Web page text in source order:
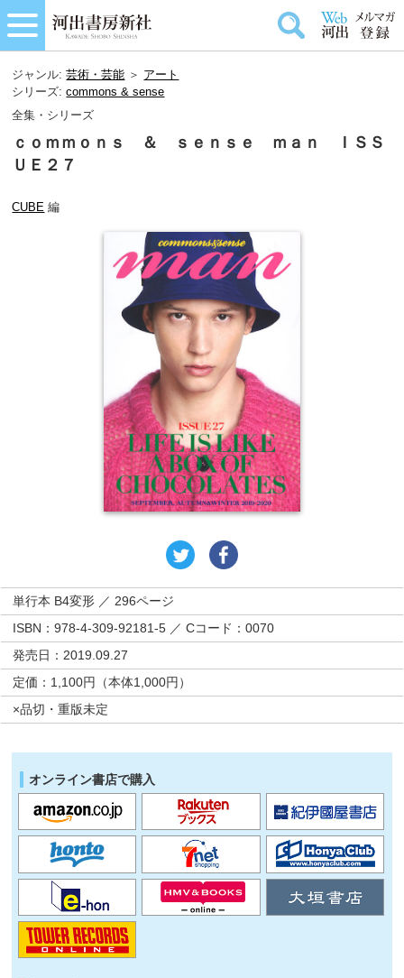
ジャンル:芸術・芸能 ＞ アート
シリーズ:commons & sense
全集・シリーズ
ｃｏｍｍｏｎｓ ＆ ｓｅｎｓｅ ｍａｎ ＩＳＳ
ＵＥ２７
CUBE 編
単行本 B4変形 ／ 296ページ
ISBN：978-4-309-92181-5 ／ Cコード：0070
発売日：2019.09.27
定価：1,100円（本体1,000円）
×品切・重版未定
オンライン書店で購入